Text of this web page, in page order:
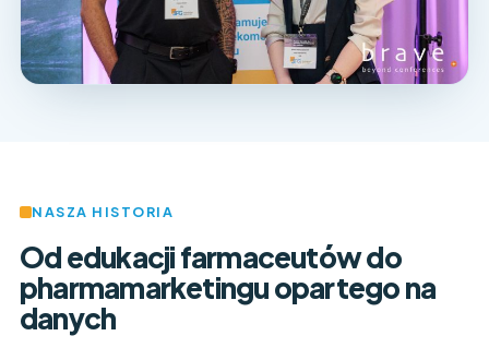
NASZA HISTORIA
Od edukacji farmaceutów do
pharmamarketingu opartego na
danych